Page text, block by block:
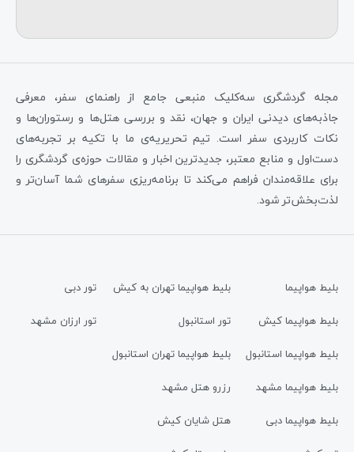
مجله گردشگری سه‌کلیک منبعی جامع از راهنمای سفر، معرفی
جاذبه‌های دیدنی ایران و جهان، نقد و بررسی هتل‌ها و رستوران‌ها و
نکات کاربردی سفر است. تیم تحریریه‌ی ما با تکیه بر تجربه‌های
دست‌اول و منابع معتبر، جدیدترین اخبار و مقالات حوزه‌ی گردشگری را
برای علاقه‌مندان فراهم می‌کند تا برنامه‌ریزی سفرهای شما آسان‌تر و
لذت‌بخش‌تر شود.
بلیط هواپیما
بلیط هواپیما کیش
بلیط هواپیما استانبول
بلیط هواپیما مشهد
بلیط هواپیما دبی
بلیط هواپیما تهران به کیش
تور استانبول
بلیط هواپیما تهران استانبول
رزرو هتل مشهد
هتل شایان کیش
تور دبی
تور ارزان مشهد